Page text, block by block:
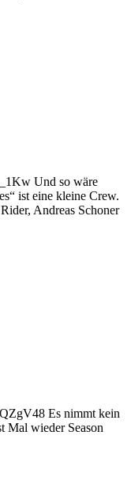
Und so wäre
ist eine kleine Crew.
Andreas Schoner
Es nimmt kein
Mal wieder Season